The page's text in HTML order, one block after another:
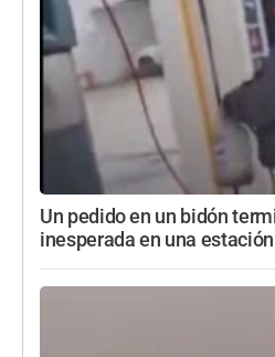
Un pedido en un bidón
inesperada en una estación